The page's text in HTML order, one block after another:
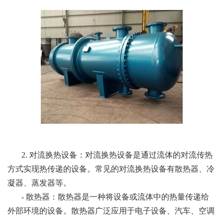
2. 对流换热设备：对流换热设备是通过流体的对流传热
方式实现热传递的设备。常见的对流换热设备有散热器、冷
凝器、蒸发器等。
- 散热器：散热器是一种将设备或流体中的热量传递给
外部环境的设备。散热器广泛应用于电子设备、汽车、空调